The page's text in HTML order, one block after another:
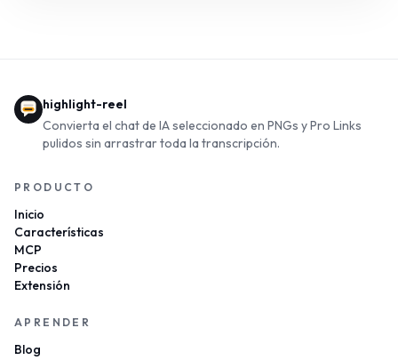
highlight-reel
Convierta el chat de IA seleccionado en PNGs y Pro Links
pulidos sin arrastrar toda la transcripción.
PRODUCTO
Inicio
Características
MCP
Precios
Extensión
APRENDER
Blog